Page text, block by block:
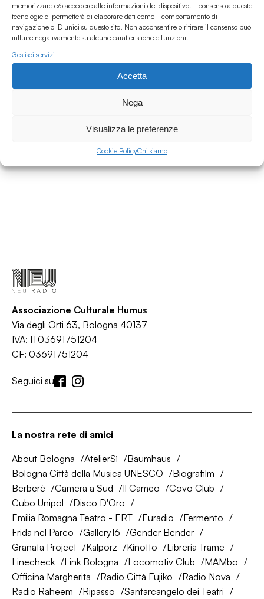
memorizzare e/o accedere alle informazioni del dispositivo. Il consenso a queste
tecnologie ci permetterà di elaborare dati come il comportamento di
navigazione o ID unici su questo sito. Non acconsentire o ritirare il consenso può
influire negativamente su alcune caratteristiche e funzioni.
Gestisci servizi
Accetta
Nega
Visualizza le preferenze
Cookie PolicyChi siamo
31.07.2026
Intervista a Claudia Castellucci per il Corso
Teatro
Associazione Culturale Humus
Via degli Orti 63, Bologna 40137
IVA: IT03691751204
CF: 03691751204
Seguici su
La nostra rete di amici
About Bologna AtelierSì
Baumhaus
Bologna Città della Musica UNESCO
Biografilm
Berberè
Camera a Sud Il Cameo
Covo Club
Cubo Unipol
Disco D'Oro
Emilia Romagna Teatro - ERT
Euradio
Fermento
Frida nel Parco
Gallery16
Gender Bender
Granata Project
Kalporz Kinotto
Libreria Trame
Linecheck
Link Bologna Locomotiv Club
MAMbo
Officina Margherita
Radio Città Fujiko
Radio Nova
Radio Raheem
Ripasso Santarcangelo dei Teatri